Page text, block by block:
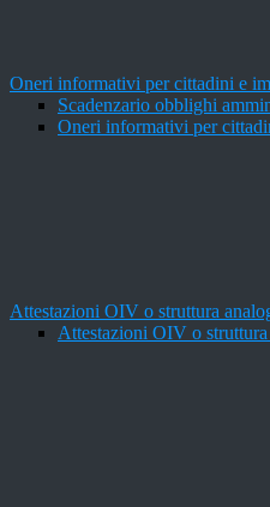
Oneri informativi per cittadini e
Scadenzario obblighi
Oneri informativi per
Attestazioni OIV o struttura
Attestazioni OIV o struttura